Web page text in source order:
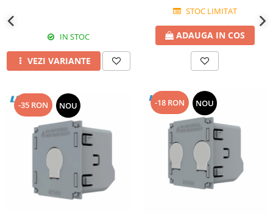
IN STOC
VEZI VARIANTE
STOC LIMITAT
ADAUGA IN COS
-35 RON NOU -18 RON NOU